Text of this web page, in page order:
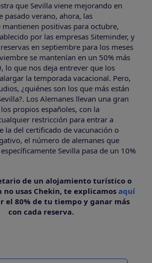
que Sevilla viene mejorando en
pasado verano, ahora, las
mantienen positivas para octubre,
por las empresas Siteminder, y
en septiembre para los meses
se mantenían en un 50% más
lo que nos deja entrever que los
la temporada vacacional. Pero,
¿quiénes son los que más están
Los Alemanes llevan una gran
propios españoles, con la
restricción para entrar a
la del certificado de vacunación o
el número de alemanes que
Sevilla pasa de un 10%
de un alojamiento turístico o
no usas Chekin, te explicamos aquí
el 80% de tu tiempo y ganar más
con cada reserva.